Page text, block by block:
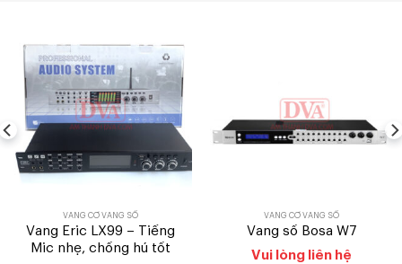
VANG CƠ VANG SỐ
Vang Eric LX99 – Tiếng
Mic nhẹ, chống hú tốt
VANG CƠ VANG SỐ
Vang số Bosa W7
Vui lòng liên hệ